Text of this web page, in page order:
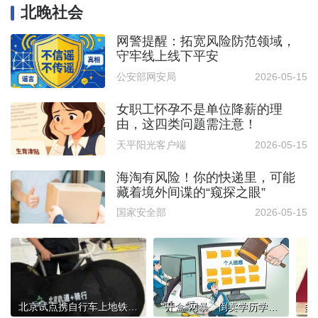
北晚社会
网警提醒：拓宽风险防范领域，
守牢线上线下平安
公安部网安局 2026-05-15
女职工怀孕不是单位降薪的理
由，这四类问题需注意！
天平阳光客户端 2026-05-15
海淘有风险！你的快递里，可能
藏着境外间谍的“窥探之眼”
国家安全部 2026-05-15
北京试点携自行车上地铁，有哪些细则规定？一文读懂 “开盒”网暴、倒卖学历学籍信息等犯罪被惩治，谁在贩卖你的个人信息 多